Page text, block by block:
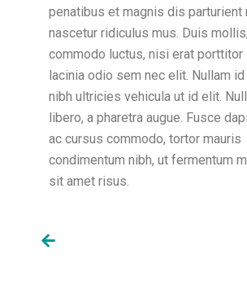
penatibus et magnis dis parturient
nascetur ridiculus mus. Duis
commodo luctus, nisi erat porttitor
lacinia odio sem nec elit. Nullam
nibh ultricies vehicula ut id elit.
libero, a pharetra augue. Fusce
ac cursus commodo, tortor mauris
condimentum nibh, ut fermentum
sit amet risus.